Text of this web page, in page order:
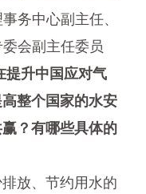
务中心副主任、
会副主任委员
提升中国应对气
整个国家的水安
？有哪些具体的
放、节约用水的